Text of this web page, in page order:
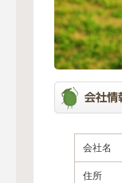
会社名
住所